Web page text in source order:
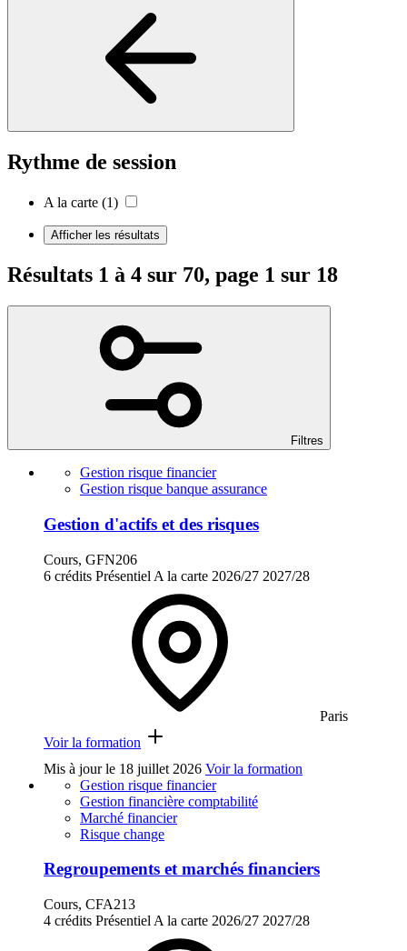
Rythme de session
A la carte (1)
Afficher les résultats
Résultats 1 à 4 sur 70, page 1 sur 18
Filtres
Gestion risque financier
Gestion risque banque assurance
Gestion d'actifs et des risques
Cours, GFN206
6 crédits Présentiel A la carte 2026/27 2027/28
Paris
Voir la formation
Mis à jour le 18 juillet 2026 Voir la formation
Gestion risque financier
Gestion financière comptabilité
Marché financier
Risque change
Regroupements et marchés financiers
Cours, CFA213
4 crédits Présentiel A la carte 2026/27 2027/28